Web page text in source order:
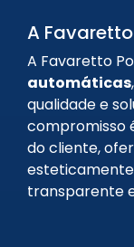
A
A Favaretto
automáticas
qualidade e
compromisso
do cliente,
transparente